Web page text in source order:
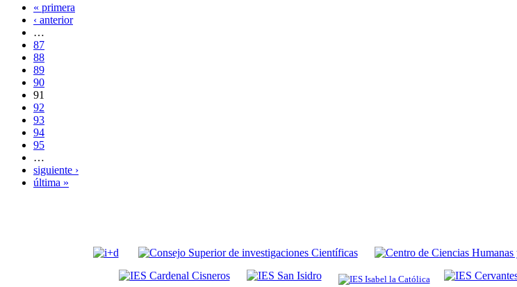
« primera
‹ anterior
…
87
88
89
90
91
92
93
94
95
…
siguiente ›
última »